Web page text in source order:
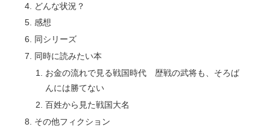
どんな状況？
感想
同シリーズ
同時に読みたい本
お金の流れで見る戦国時代 歴戦の武将も、そろば
んには勝てない
百姓から見た戦国大名
その他フィクション